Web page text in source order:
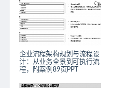
企业流程架构规划与流程设
计：从业务全景到可执行流
程，附案例89页PPT